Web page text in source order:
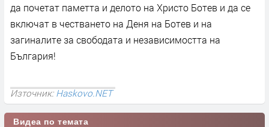
да почетат паметта и делото на Христо Ботев и да се
включат в честването на Деня на Ботев и на
загиналите за свободата и независимостта на
България!
Източник:Haskovo.NET
Видеа по темата